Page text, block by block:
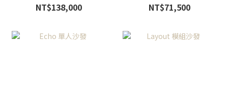
NT$138,000 NT$71,500